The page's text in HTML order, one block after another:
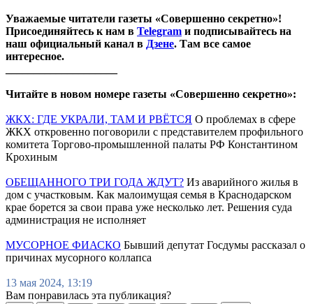
Уважаемые читатели газеты «Совершенно секретно»!
Присоединяйтесь к нам в Telegram и подписывайтесь на
наш официальный канал в Дзене. Там все самое
интересное.
Читайте в новом номере газеты «Совершенно секретно»:
ЖКХ: ГДЕ УКРАЛИ, ТАМ И РВЁТСЯ О проблемах в сфере
ЖКХ откровенно поговорили с представителем профильного
комитета Торгово-промышленной палаты РФ Константином
Крохиным
ОБЕЩАННОГО ТРИ ГОДА ЖДУТ? Из аварийного жилья в
дом с участковым. Как малоимущая семья в Краснодарском
крае борется за свои права уже несколько лет. Решения суда
администрация не исполняет
МУСОРНОЕ ФИАСКО Бывший депутат Госдумы рассказал о
причинах мусорного коллапса
13 мая 2024, 13:19
Вам понравилась эта публикация?